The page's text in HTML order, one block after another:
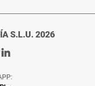
S.L.U. 2026
de
Ir
de